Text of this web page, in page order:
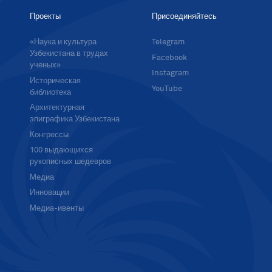
Проекты
«Наука и культура
Узбекистана в трудах
ученых»
Историческая
библиотека
Архитектурная
эпиграфика Узбекистана
Конгрессы
100 выдающихся
рукописных шедевров
Медиа
Инновации
Медиа-ивенты
Присоединяйтесь
Telegram
Facebook
Instagram
YouTube